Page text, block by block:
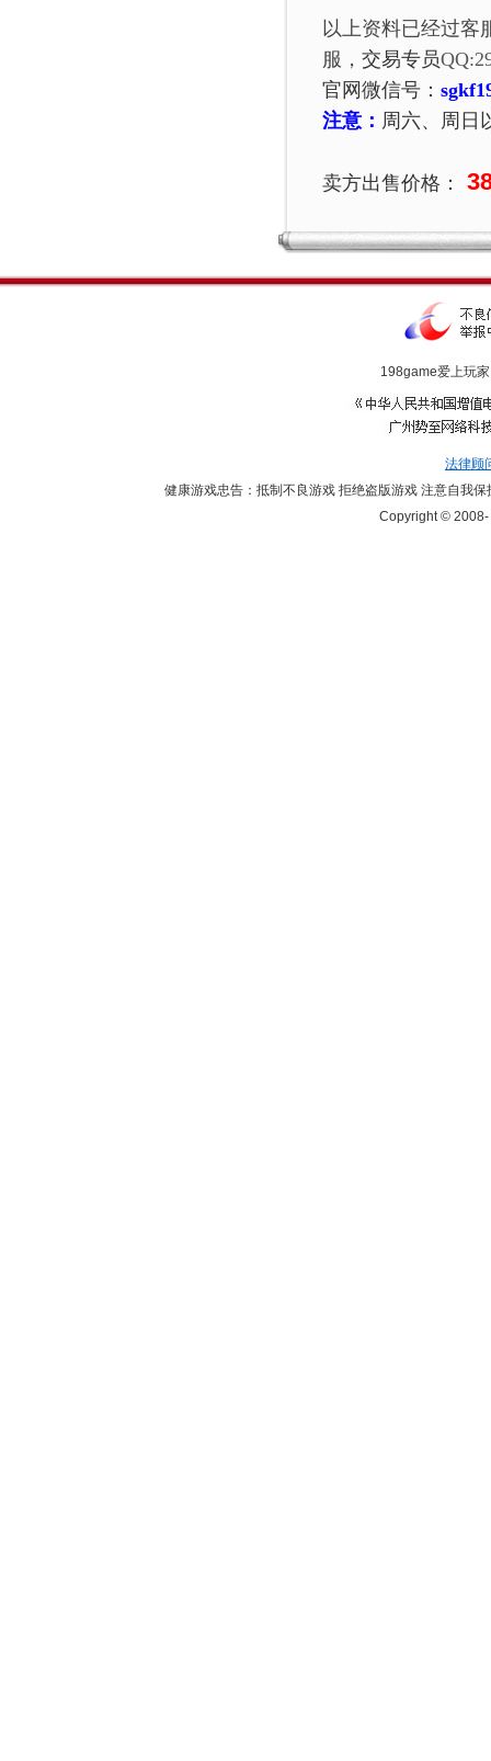
以上资料已经过客
服， 交易专员QQ:
官网微信号：
注意： 周六、周日
卖方出售价格：
198game爱上玩
法律顾
健康游戏忠告：抵制不良游戏 拒绝盗版游戏 注意自我
Copyright ©